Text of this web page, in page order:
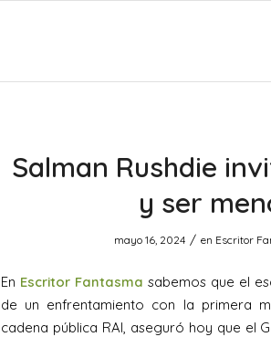
Salman Rushdie
y ser
mayo 16, 2024 / en Escritor
En Escritor Fantasma sabemos que el
de un enfrentamiento con la primera
cadena pública RAI, aseguró hoy que el